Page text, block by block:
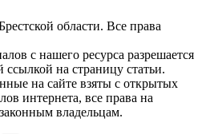
области. Все права
с нашего ресурса разрешается
ссылкой на страницу статьи.
на сайте взяты с открытых
интернета, все права на
владельцам.